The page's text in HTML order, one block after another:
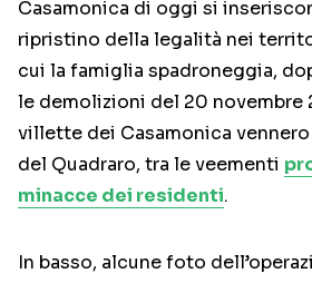
Casamonica di oggi si
ripristino della legalità nei
cui la famiglia spadroneggia,
le demolizioni del 20 novembre
villette dei Casamonica
del Quadraro, tra le veementi
minacce dei residenti.
In basso, alcune foto